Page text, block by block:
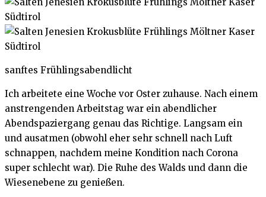
sanftes Frühlingsabendlicht
Ich arbeitete eine Woche vor Oster zuhause. Nach einem
anstrengenden Arbeitstag war ein abendlicher
Abendspaziergang genau das Richtige. Langsam ein
und ausatmen (obwohl eher sehr schnell nach Luft
schnappen, nachdem meine Kondition nach Corona
super schlecht war). Die Ruhe des Walds und dann die
Wiesenebene zu genießen.